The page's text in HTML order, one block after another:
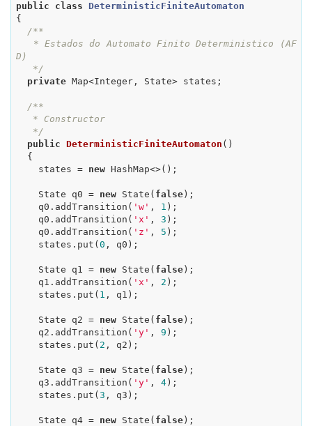
public
class
DeterministicFiniteAutomaton
{
/**
D)
   */
private Map<Integer, State> states;
/**
   */
public DeterministicFiniteAutomaton ()
{
    states =
new HashMap<>();
    State q0 =
new State( false);
    q0.addTransition(
'w' , 1 );
    q0.addTransition(
'x' , 3 );
    q0.addTransition(
'z' , 5 );
    states.put(
0 , q0);
    State q1 =
new State( false);
    q1.addTransition(
'x' , 2 );
    states.put(
1 , q1);
    State q2 =
new State( false);
    q2.addTransition(
'y' , 9 );
    states.put(
2 , q2);
    State q3 =
new State( false);
    q3.addTransition(
'y' , 4);
    states.put(
3 , q3);
    State q4 =
new State( false);